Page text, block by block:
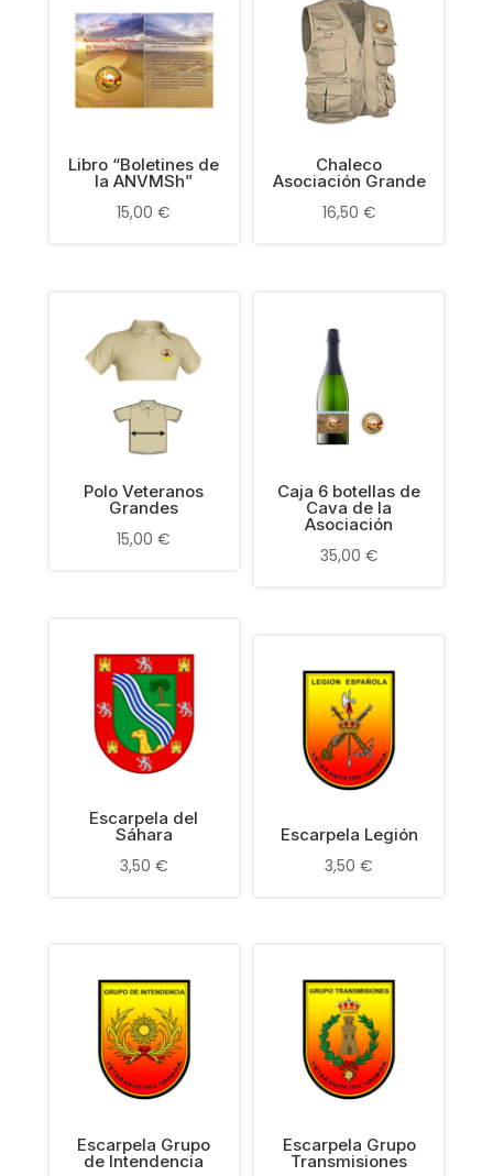
Libro “Boletines de
la ANVMSh”
15,00€
Chaleco
Asociación Grande
16,50 €
Polo Veteranos
Grandes
15,00€
Caja 6 botellas de
Cava de la
Asociación
35,00 €
Escarpela del
Sáhara
3,50 €
Escarpela Legión
3,50€
Escarpela Grupo
de Intendencia
Escarpela Grupo
Transmisiones